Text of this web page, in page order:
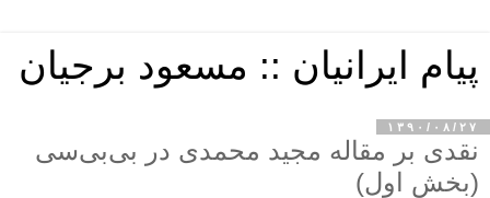
پیام ایرانیان :: مسعود برجیان
۱۳۹۰/۰۸/۲۷
نقدی بر مقاله مجید محمدی در بی‌بی‌سی
(بخش اول)